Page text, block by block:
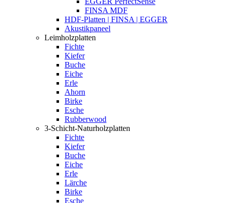
FINSA MDF
HDF-Platten | FINSA | EGGER
Akustikpaneel
Leimholzplatten
Fichte
Kiefer
Buche
Eiche
Erle
Ahorn
Birke
Esche
Rubberwood
3-Schicht-Naturholzplatten
Fichte
Kiefer
Buche
Eiche
Erle
Lärche
Birke
Esche